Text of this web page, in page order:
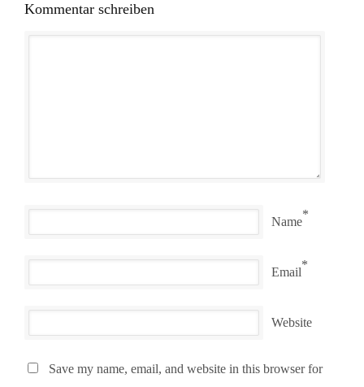
Kommentar schreiben
Name
*
Email
*
Website
Save my name, email, and website in this browser for